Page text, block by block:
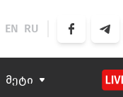
EN RU
მეტი